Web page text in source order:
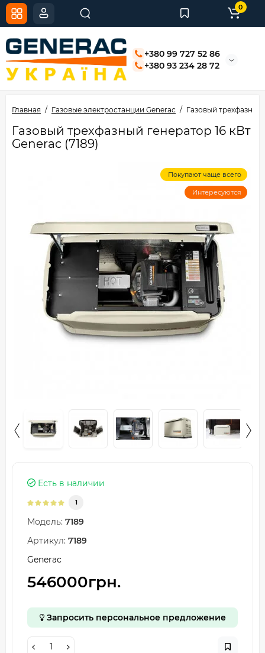
+380 99 727 52 86
+380 93 234 28 72
0
Главная Газовые электростанции Generac Газовый трехфазный
Газовый трехфазный генератор 16 кВт
Generac (7189)
Покупают чаще всего
Интересуются
Есть в наличии
1
Модель: 7189
Артикул: 7189
Generac
546000грн.
Запросить персональное предложение